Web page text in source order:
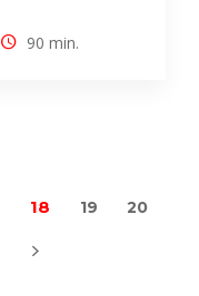
90 min.
18 19 20